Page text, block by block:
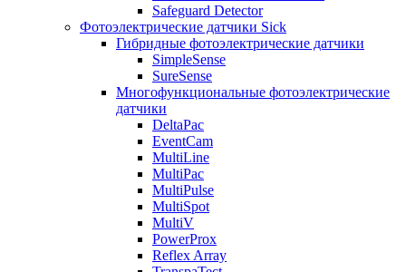
Safeguard Detector
Фотоэлектрические датчики Sick
Гибридные фотоэлектрические датчики
SimpleSense
SureSense
Многофункциональные фотоэлектрические
датчики
DeltaPac
EventCam
MultiLine
MultiPac
MultiPulse
MultiSpot
MultiV
PowerProx
Reflex Array